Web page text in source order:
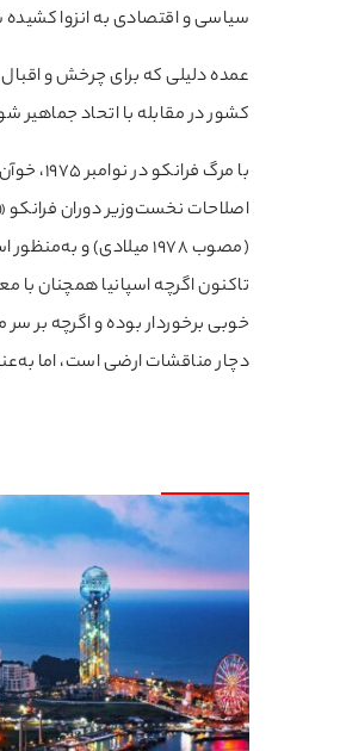
سیاسی و اقتصادی به انزوا کشیده شد و تا سال 1955 نتوانست به عضویت
عمده دلیلی که برای چرخش و اقبال
کشور در مقابله با اتحاد
با مرگ
اصلاحات نخست‌وزیر دوران فرانکو
(مصوب 1978 میلادی) و
تاکنون اگرچه اسپانیا همچنان
خوبی برخوردار بوده و اگرچه بر
دچار مناقشات ارضی است، اما